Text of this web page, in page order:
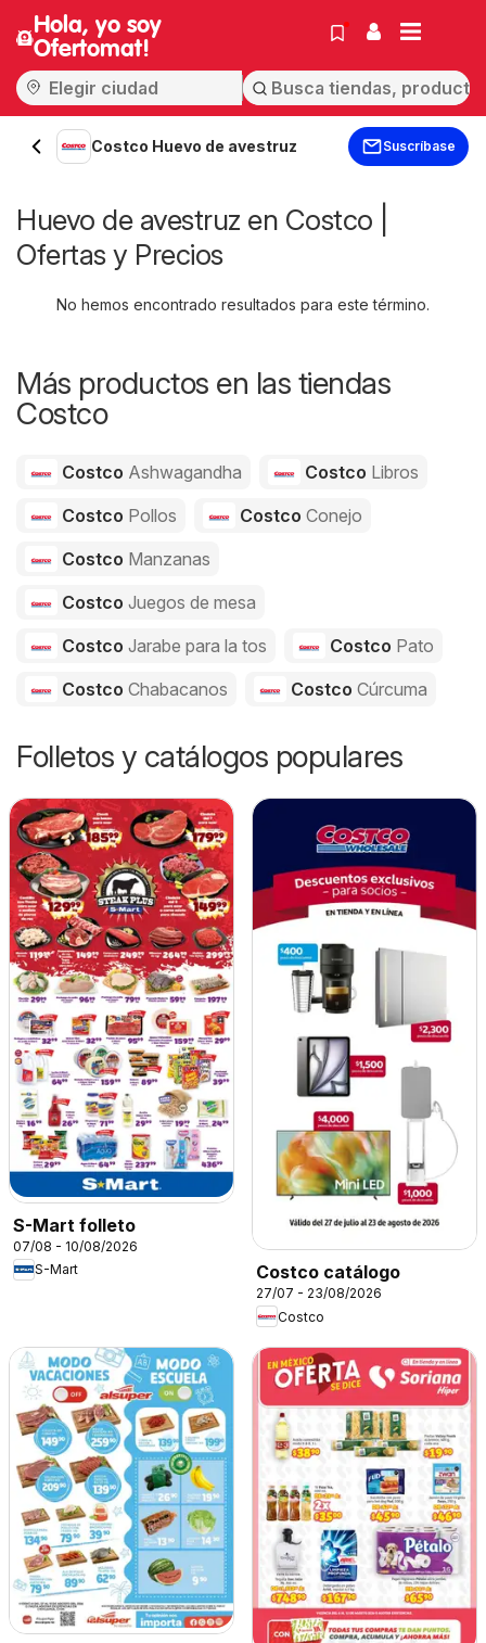
Hola, yo soy
Ofertomat!
Costco Huevo de avestruz Suscríbase
Huevo de avestruz en Costco |
Ofertas y Precios
No hemos encontrado resultados para este término.
Más productos en las tiendas
Costco
Costco Ashwagandha Costco Libros
Costco Pollos Costco Conejo
Costco Manzanas
Costco Juegos de mesa
Costco Jarabe para la tos Costco Pato
Costco Chabacanos Costco Cúrcuma
Folletos y catálogos populares
S-Mart folleto
07/08 - 10/08/2026
S-Mart
Costco catálogo
27/07 - 23/08/2026
Costco